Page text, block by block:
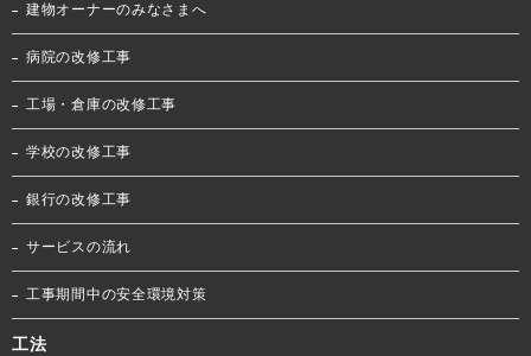
建物オーナーのみなさまへ
病院の改修工事
工場・倉庫の改修工事
学校の改修工事
銀行の改修工事
サービスの流れ
工事期間中の安全環境対策
工法